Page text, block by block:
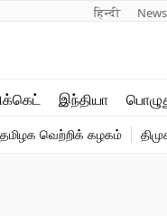
हिन्दी
இந்தியா
விளையாட்டு
தமிழக வெற்றிக் கழகம்